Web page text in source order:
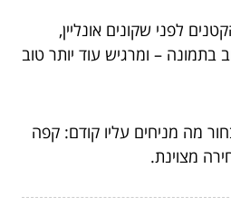
לפני שקונים אונליין,
– ומרגיש עוד יותר טוב
מה מניחים עליו קודם: קפה
מצוינת.